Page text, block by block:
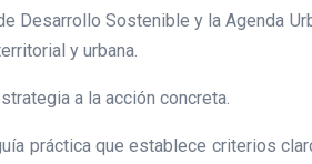
Sostenible y la Agenda
y urbana.
a la acción concreta.
práctica que establece criterios